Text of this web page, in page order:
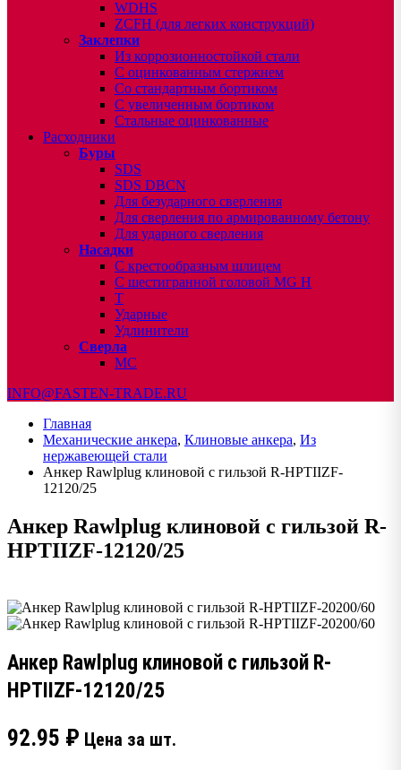
WDHS
ZCFH (для легких конструкций)
Заклепки
Из коррозионностойкой стали
С оцинкованным стержнем
Со стандартным бортиком
С увеличенным бортиком
Стальные оцинкованные
Расходники
Буры
SDS
SDS DBCN
Для безударного сверления
Для сверления по армированному бетону
Для ударного сверления
Насадки
С крестообразным шлицем
С шестигранной головой MG H
T
Ударные
Удлинители
Сверла
МС
INFO@FASTEN-TRADE.RU
Главная
Механические анкера, Клиновые анкера, Из
нержавеющей стали
Анкер Rawlplug клиновой с гильзой R-HPTIIZF-
12120/25
Анкер Rawlplug клиновой с гильзой R-
HPTIIZF-12120/25
Анкер Rawlplug клиновой с гильзой R-
HPTIIZF-12120/25
92.95 ₽ Цена за шт.